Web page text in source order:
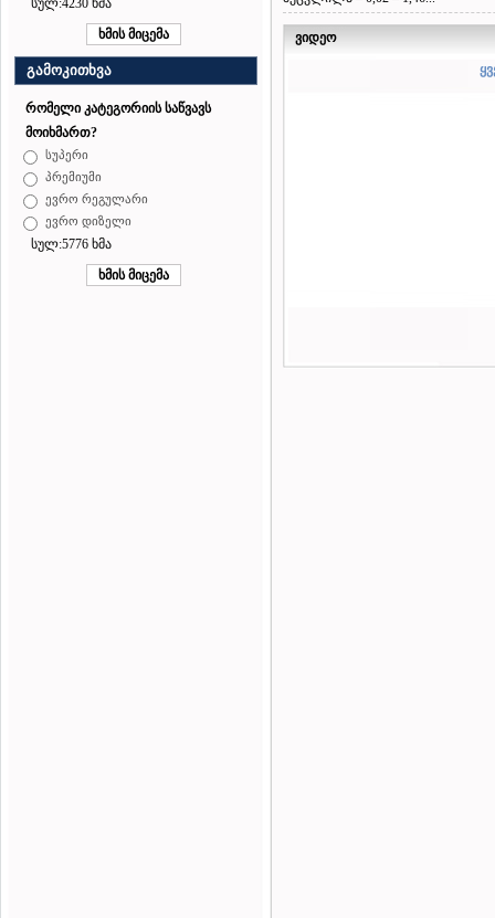
სულ:4230 ხმა
გამოკითხვა
რომელი კატეგორიის საწვავს
მოიხმართ?
სუპერი
პრემიუმი
ევრო რეგულარი
ევრო დიზელი
სულ:5776 ხმა
ვიდეო